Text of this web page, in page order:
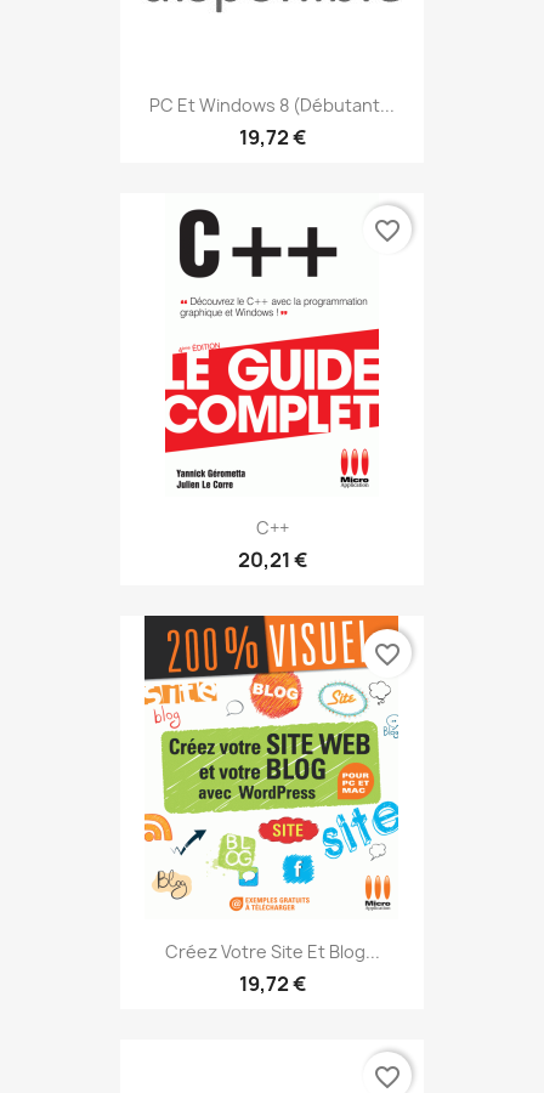
PC Et Windows 8 (débutant...
19,72 €
C++
20,21 €
favorite_border
Créez Votre Site Et Blog...
19,72 €
favorite_border
favorite_border